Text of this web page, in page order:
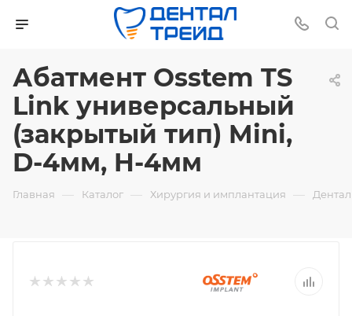
Абатмент Osstem TS
Link универсальный
(закрытый тип) Mini,
D-4мм, H-4мм
Главная — Каталог — Хирургия и имплантация —